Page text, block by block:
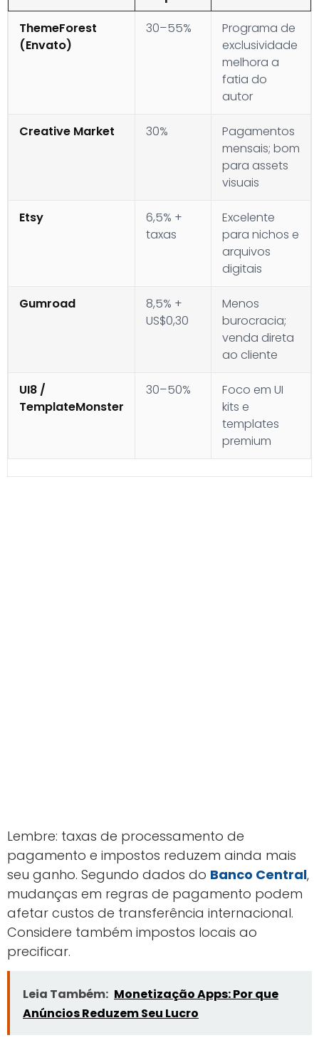
ThemeForest
(Envato)
30–55%
Programa de
exclusividade
melhora a
fatia do
autor
Creative Market 30%
Pagamentos
mensais; bom
para assets
visuais
Etsy
6,5% +
taxas
Excelente
para nichos e
arquivos
digitais
Gumroad
8,5% +
US$0,30
Menos
burocracia;
venda direta
ao cliente
UI8 /
TemplateMonster
30–50%
Foco em UI
kits e
templates
premium
Lembre: taxas de processamento de
pagamento e impostos reduzem ainda mais
seu ganho. Segundo dados do Banco Central,
mudanças em regras de pagamento podem
afetar custos de transferência internacional.
Considere também impostos locais ao
precificar.
Leia Também: Monetização Apps: Por que
Anúncios Reduzem Seu Lucro